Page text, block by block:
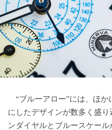
“ブルーアロー”には、ほか
にしたデザインが数多く盛
ンダイヤルとブルースケー